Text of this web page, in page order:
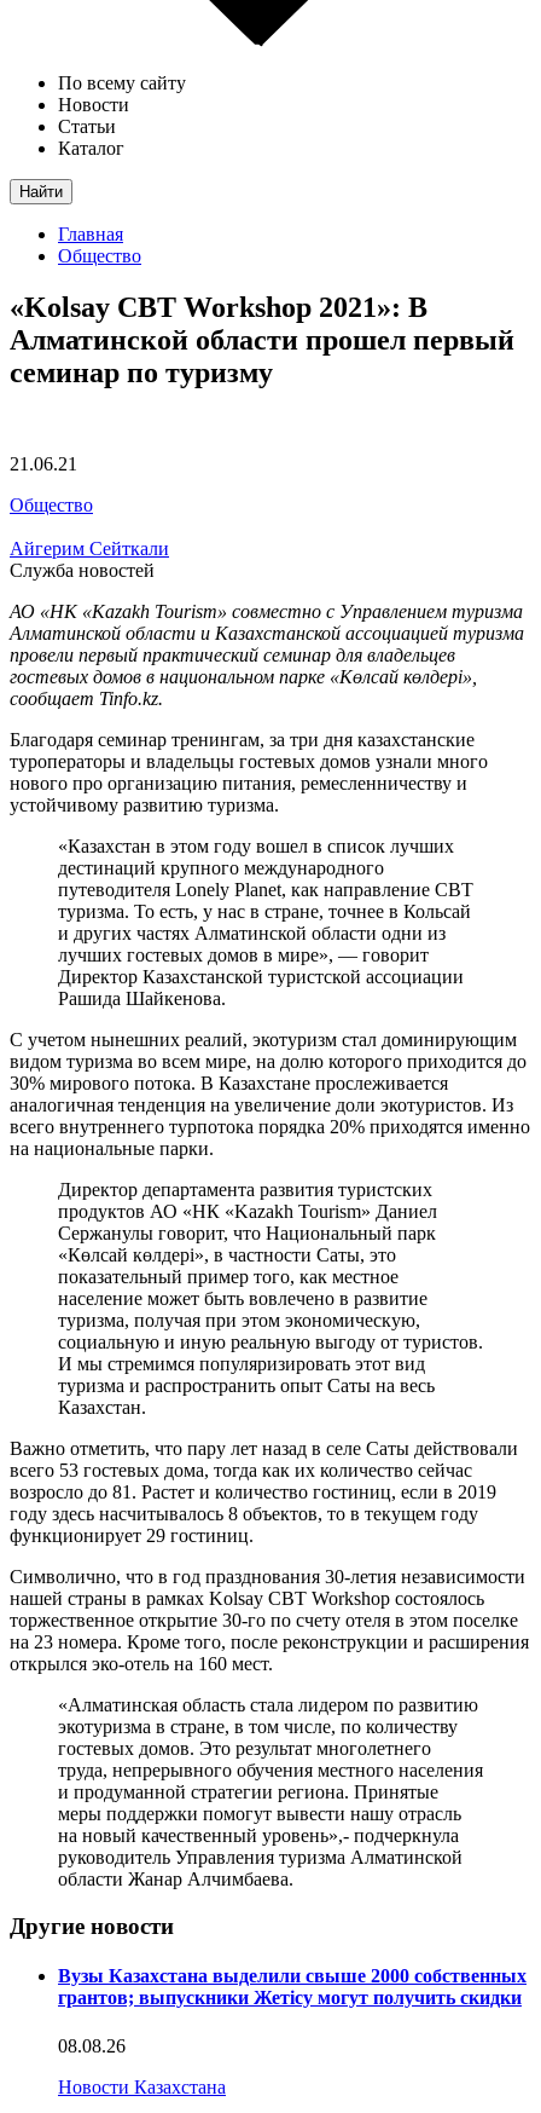
По всему сайту
Новости
Статьи
Каталог
Найти
Главная
Общество
«Kolsay CBT Workshop 2021»: В
Алматинской области прошел первый
семинар по туризму
21.06.21
Общество
Айгерим Сейткали
Служба новостей
АО «НК «Kazakh Tourism» совместно с Управлением туризма
Алматинской области и Казахстанской ассоциацией туризма
провели первый практический семинар для владельцев
гостевых домов в национальном парке «Көлсай көлдері»,
сообщает Tinfo.kz.
Благодаря семинар тренингам, за три дня казахстанские
туроператоры и владельцы гостевых домов узнали много
нового про организацию питания, ремесленничеству и
устойчивому развитию туризма.
«Казахстан в этом году вошел в список лучших
дестинаций крупного международного
путеводителя Lonely Planet, как направление CBT
туризма. То есть, у нас в стране, точнее в Кольсай
и других частях Алматинской области одни из
лучших гостевых домов в мире», — говорит
Директор Казахстанской туристской ассоциации
Рашида Шайкенова.
С учетом нынешних реалий, экотуризм стал доминирующим
видом туризма во всем мире, на долю которого приходится до
30% мирового потока. В Казахстане прослеживается
аналогичная тенденция на увеличение доли экотуристов. Из
всего внутреннего турпотока порядка 20% приходятся именно
на национальные парки.
Директор департамента развития туристских
продуктов АО «НК «Kazakh Tourism» Даниел
Сержанулы говорит, что Национальный парк
«Көлсай көлдері», в частности Саты, это
показательный пример того, как местное
население может быть вовлечено в развитие
туризма, получая при этом экономическую,
социальную и иную реальную выгоду от туристов.
И мы стремимся популяризировать этот вид
туризма и распространить опыт Саты на весь
Казахстан.
Важно отметить, что пару лет назад в селе Саты действовали
всего 53 гостевых дома, тогда как их количество сейчас
возросло до 81. Растет и количество гостиниц, если в 2019
году здесь насчитывалось 8 объектов, то в текущем году
функционирует 29 гостиниц.
Символично, что в год празднования 30-летия независимости
нашей страны в рамках Kolsay CBT Workshop состоялось
торжественное открытие 30-го по счету отеля в этом поселке
на 23 номера. Кроме того, после реконструкции и расширения
открылся эко-отель на 160 мест.
«Алматинская область стала лидером по развитию
экотуризма в стране, в том числе, по количеству
гостевых домов. Это результат многолетнего
труда, непрерывного обучения местного населения
и продуманной стратегии региона. Принятые
меры поддержки помогут вывести нашу отрасль
на новый качественный уровень»,- подчеркнула
руководитель Управления туризма Алматинской
области Жанар Алчимбаева.
Другие новости
Вузы Казахстана выделили свыше 2000 собственных
грантов; выпускники Жетісу могут получить скидки
08.08.26
Новости Казахстана